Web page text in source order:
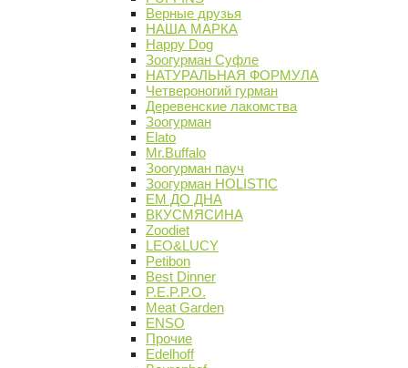
Верные друзья
НАША МАРКА
Happy Dog
Зоогурман Суфле
НАТУРАЛЬНАЯ ФОРМУЛА
Четвероногий гурман
Деревенские лакомства
Зоогурман
Elato
Mr.Buffalo
Зоогурман пауч
Зоогурман HOLISTIC
ЕМ ДО ДНА
ВКУСМЯСИНА
Zoodiet
LEO&LUCY
Petibon
Best Dinner
P.E.P.P.O.
Meat Garden
ENSO
Прочие
Edelhoff